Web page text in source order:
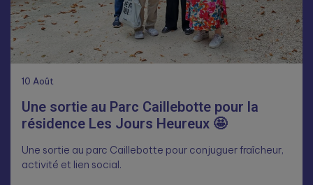
10 Août
Une sortie au Parc Caillebotte pour la
résidence Les Jours Heureux 🤩
Une sortie au parc Caillebotte pour conjuguer fraîcheur,
activité et lien social.